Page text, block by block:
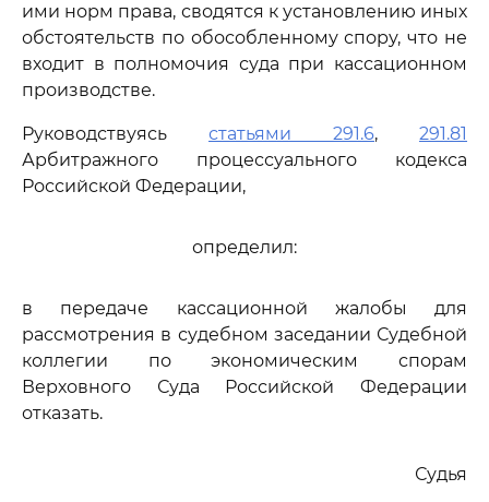
ими норм права, сводятся к установлению иных
обстоятельств по обособленному спору, что не
входит в полномочия суда при кассационном
производстве.
Руководствуясь статьями 291.6, 291.81
Арбитражного процессуального кодекса
Российской Федерации,
определил:
в передаче кассационной жалобы для
рассмотрения в судебном заседании Судебной
коллегии по экономическим спорам
Верховного Суда Российской Федерации
отказать.
Судья